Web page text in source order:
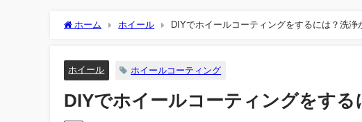
ホーム ホイール DIYでホイールコーティングをするには？洗浄
ホイール ホイールコーティング
DIYでホイールコーティングをす